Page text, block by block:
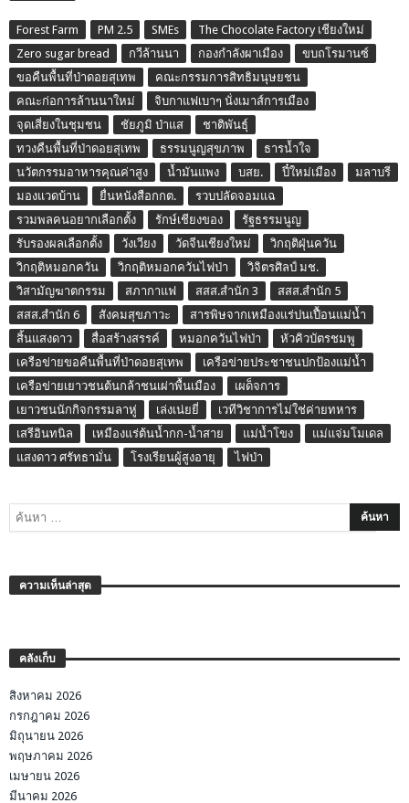
Forest Farm PM 2.5 SMEs
The Chocolate Factory เชียงใหม่
Zero sugar bread
กวีล้านนา กองกำลังผาเมือง
ขบถโรมานซ์
ขอคืนพื้นที่ป่าดอยสุเทพ
คณะกรรมการสิทธิมนุษยชน
คณะก่อการล้านนาใหม่
จิบกาแฟเบาๆ นั่งเมาส์การเมือง
จุดเสี่ยงในชุมชน
ชัยภูมิ ป่าแส
ชาติพันธุ์
ทวงคืนพื้นที่ป่าดอยสุเทพ
ธรรมนูญสุขภาพ
ธารน้ำใจ
นวัตกรรมอาหารคุณค่าสูง
น้ำมันแพง บสย. ปี๋ใหม่เมือง
มลาบรี
มองแวดบ้าน
ยื่นหนังสือกกต.
รวบปลัดจอมแฉ
รวมพลคนอยากเลือกตั้ง
รักษ์เชียงของ
รัฐธรรมนูญ
รับรองผลเลือกตั้ง
วังเวียง วัดจีนเชียงใหม่
วิกฤติฝุ่นควัน
วิกฤติหมอกควัน
วิกฤติหมอกควันไฟป่า
วิจิตรศิลป์ มช.
วิสามัญฆาตกรรม
สภากาแฟ สสส.สำนัก 3
สสส.สำนัก 5
สสส.สำนัก 6
สังคมสุขภาวะ
สารพิษจากเหมืองแร่ปนเปื้อนแม่น้ำ
สิ้นแสงดาว
สื่อสร้างสรรค์ หมอกควันไฟป่า
หัวคิวบัตรชมพู
เครือข่ายขอคืนพื้นที่ป่าดอยสุเทพ
เครือข่ายประชาชนปกป้องแม่น้ำ
เครือข่ายเยาวชนต้นกล้าชนเผ่าพื้นเมือง
เผด็จการ
เยาวชนนักกิจกรรมลาหู่
เล่งเน่ยยี่
เวทีวิชาการไม่ใช่ค่ายทหาร
เสรีอินทนิล
เหมืองแร่ต้นน้ำกก-น้ำสาย แม่น้ำโขง
แม่แจ่มโมเดล
แสงดาว ศรัทธามั่น
โรงเรียนผู้สูงอายุ ไฟป่า
ความเห็นล่าสุด
คลังเก็บ
สิงหาคม 2026
กรกฎาคม 2026
มิถุนายน 2026
พฤษภาคม 2026
เมษายน 2026
มีนาคม 2026